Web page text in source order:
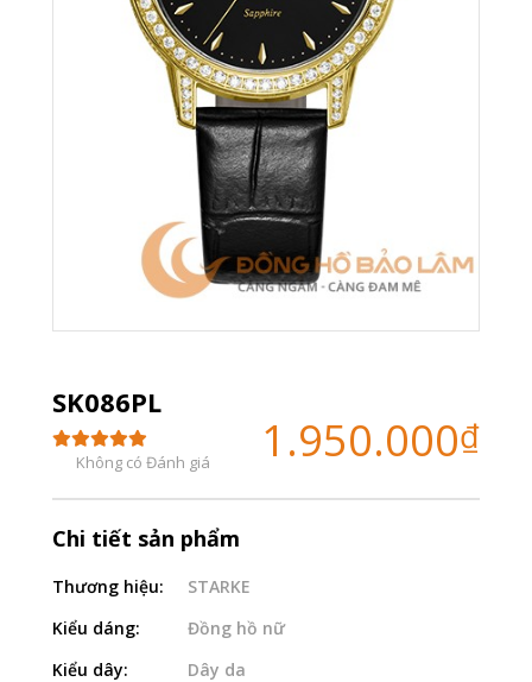
SK086PL
Không có Đánh giá 1.950.000₫
Chi tiết sản phẩm
Thương hiệu:
STARKE
Kiểu dáng:
Đồng hồ nữ
Kiểu dây:
Dây da